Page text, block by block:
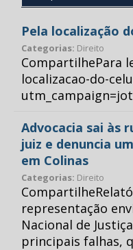
Pela localização
Categorias: Direito
CompartilhePara
localizacao-do-
Advocacia sai às
juiz e denuncia
em Colinas
Categorias: Direito
representação
Nacional de
principais falhas,